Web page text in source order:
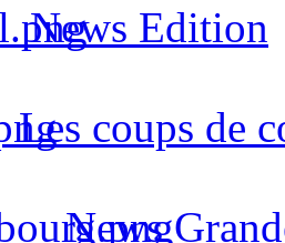
News Edition
Les coups de
News